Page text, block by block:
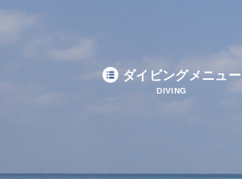
ダイビングメニュー
DIVING